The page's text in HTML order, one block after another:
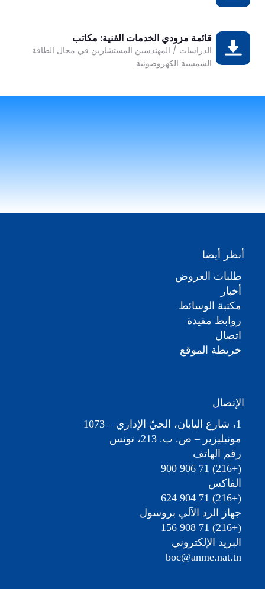
تحميل قائمة مزودي الخدمات الفنية: مكاتب
الدراسات / المهندسين المستشارين في مجال الطاقة
الشمسية الكهروضوئية
أنظر أيضا
طلبات العروض
أخبار
مكتبة الوسائط
روابط مفيدة
اتصال
خريطة الموقع
الإتصال
1، شارع اليابان، الحيّ الإداري – 1073
مونبليزير – ص. ب. 213، تونس
رقم الهاتف
(+216) 71 906 900
الفاكس
(+216) 71 904 624
جهاز الرد الآلي بروسول
(+216) 71 908 156
البريد الإلكتروني
boc@anme.nat.tn